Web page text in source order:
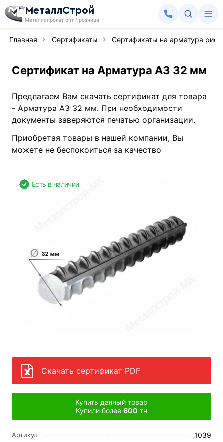
МеталлСтрой
Металлопрокат опт / розница
Главная Сертификаты Сертификаты на арматура
Сертификат на Арматура А3 32 мм
Предлагаем Вам скачать сертификат для товара
- Арматура А3 32 мм. При необходимости
документы заверяются печатью организации.
Приобретая товары в нашей компании, Вы
можете не беспокоиться за качество
Есть в наличии
Скачать сертификат PDF
Купить данный товар
Купили более 600 тн
Артикул 1039